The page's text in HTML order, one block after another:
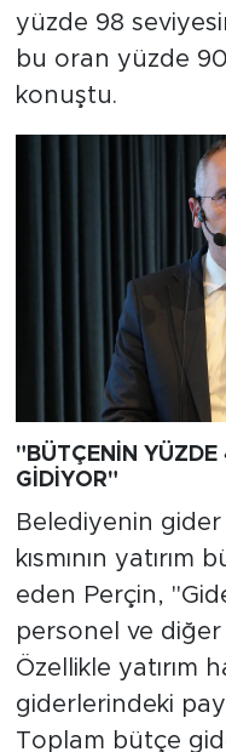
yüzde 98
bu oran yüzde
konuştu.
"BÜTÇENİN
GİDİYOR"
Belediyenin
kısmının
eden Perçin,
personel ve
Özellikle yatırım
giderlerindeki
Toplam bütçe